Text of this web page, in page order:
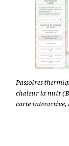
Passoires
chaleur la nuit
carte interactive,